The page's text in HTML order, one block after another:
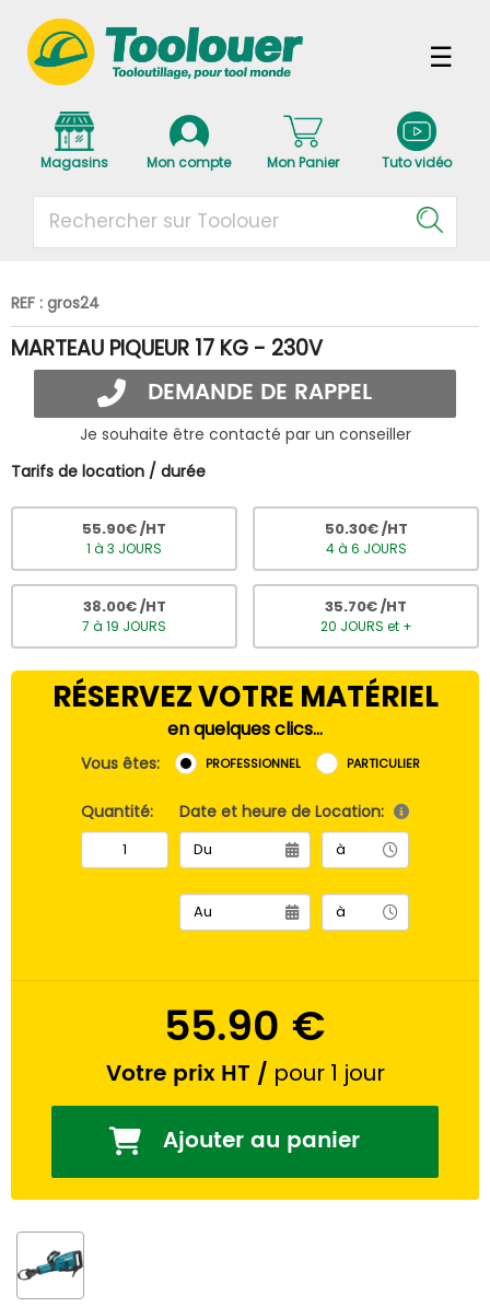
Magasins Mon compte Mon Panier Tuto vidéo
REF : gros24
MARTEAU PIQUEUR 17 KG - 230V
DEMANDE DE RAPPEL
Je souhaite être contacté par un conseiller
Tarifs de location / durée
55.90€ /HT
1 à 3 JOURS
50.30€ /HT
4 à 6 JOURS
38.00€ /HT
7 à 19 JOURS
35.70€ /HT
20 JOURS et +
RÉSERVEZ VOTRE MATÉRIEL
en quelques clics...
Vous êtes: PROFESSIONNEL PARTICULIER
Quantité: Date et heure de Location:
55.90 €
Votre prix HT / pour 1 jour
Ajouter au panier